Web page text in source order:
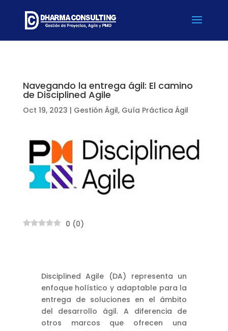
Navegando la entrega ágil: El camino
de Disciplined Agile
Oct 19, 2023 | Gestión Ágil, Guía Práctica Ágil
0 (0)
Disciplined Agile (DA) representa un
enfoque holístico y adaptable para la
entrega de soluciones en el ámbito
del desarrollo ágil. A diferencia de
otros marcos que ofrecen una